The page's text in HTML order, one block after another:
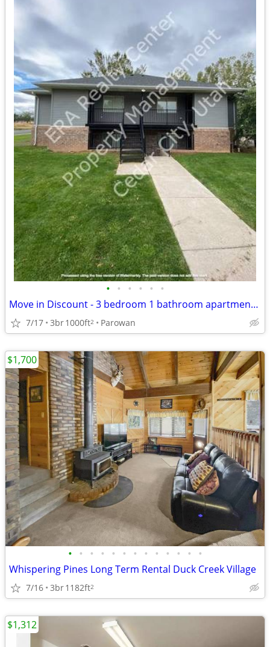
• • • • • •
Move in Discount - 3 bedroom 1 bathroom apartment in Parowan (75 4)
7/17 3br1000ft2 Parowan
• • • • • • • • • • • • •
Whispering Pines Long Term Rental Duck Creek Village
7/16 3br1182ft2
$1,700
$1,312